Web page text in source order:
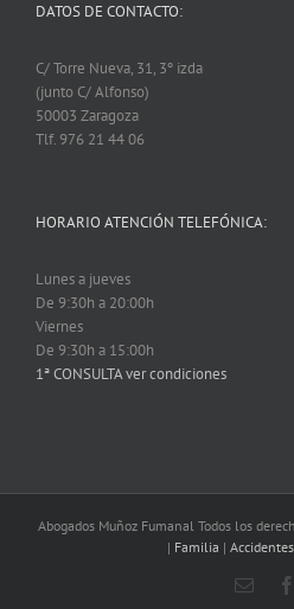
DATOS DE CONTACTO:
C/ Torre Nueva, 31, 3º izda
(junto C/ Alfonso)
50003 Zaragoza
Tlf. 976 21 44 06
HORARIO ATENCIÓN TELEFÓNICA:
Lunes a jueves
De 9:30h a 20:00h
Viernes
De 9:30h a 15:00h
1ª CONSULTA ver condiciones
Abogados Muñoz Fumanal Todos los
| Familia | Accidentes
Email